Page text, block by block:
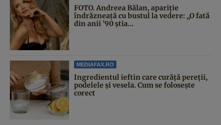
FOTO. Andreea Bălan, apariție
îndrăzneață cu bustul la vedere: „O fată
din anii ’90 știa...
MEDIAFAX.RO
Ingredientul ieftin care curăță pereții,
podelele și vesela. Cum se folosește
corect